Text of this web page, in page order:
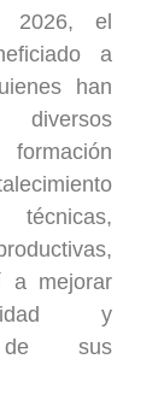
2026, el
a
han
diversos
a mejorar
y
de sus